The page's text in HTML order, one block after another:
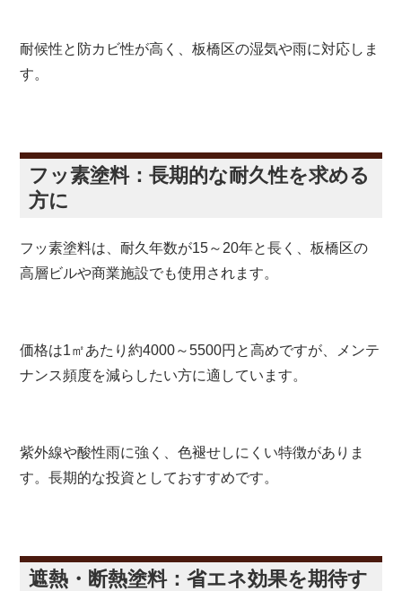
耐候性と防カビ性が高く、板橋区の湿気や雨に対応しま
す。
フッ素塗料：長期的な耐久性を求める
方に
フッ素塗料は、耐久年数が15～20年と長く、板橋区の
高層ビルや商業施設でも使用されます。
価格は1㎡あたり約4000～5500円と高めですが、メンテ
ナンス頻度を減らしたい方に適しています。
紫外線や酸性雨に強く、色褪せしにくい特徴がありま
す。長期的な投資としておすすめです。
遮熱・断熱塗料：省エネ効果を期待す